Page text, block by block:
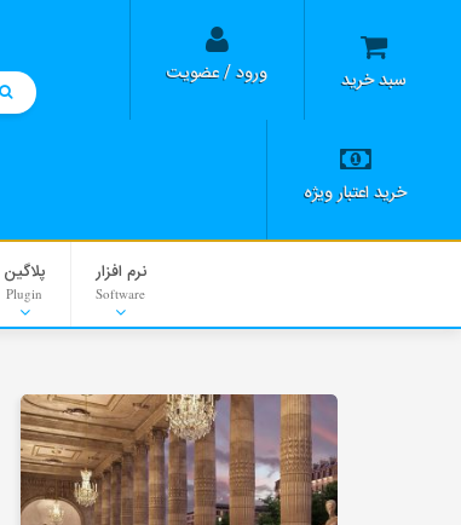
سبد خرید ورود / عضویت
خرید اعتبار ویژه
نرم افزار
Software
پلاگین
Plugin